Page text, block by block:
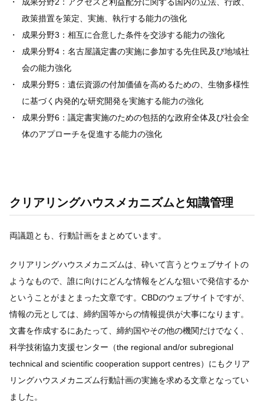
政策措置を策定、実施、執行する能力の強化
成果分野3：相互に合意した条件を交渉する能力の強化
成果分野4：名古屋議定書の実施に参加する先住民及び地域社
会の能力強化
成果分野5：遺伝資源の付加価値を高めるための、生物多様性
に基づく内発的な研究開発を実施する能力の強化
成果分野6：議定書実施のための包括的な政府全体及び社会全
体のアプローチを促進する能力の強化
クリアリングハウスメカニズムと知識管理
両議題とも、行動計画をまとめています。
クリアリングハウスメカニズムは、砕いて言うとウェブサイトの
ようなもので、誰に向けにどんな情報をどんな狙いで発信するか
ということがまとまった文章です。CBDのウェブサイトですが、
情報の元としては、締約国等からの情報提供が大事になります。
文書を作成するにあたって、締約国やその他の機関だけでなく、
科学技術協力支援センター（the regional and/or subregional
technical and scientific cooperation support centres）にもクリア
リングハウスメカニズム行動計画の実施を求める文章となってい
ました。